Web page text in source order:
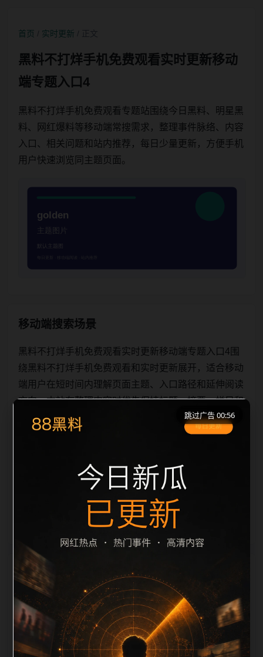
首页 实时更新
黑料不打烊手机免费观看实时更新移动
端专题入口4
黑料不打烊手机免费观看专题站围绕今日黑料、明星黑
料、网红爆料等移动端常搜需求，整理事件脉络、内容
入口、相关问题和站内推荐，每日少量更新，方便手机
用户快速浏览同主题页面。
移动端搜索场景
黑料不打烊手机免费观看实时更新移动端专题入口4围
绕黑料不打烊手机免费观看和实时更新展开，适合移动
端用户在短时间内理解页面主题、入口路径和延伸阅读
方向。本站在整理内容时优先保持标题、摘要、栏目和
图片说明一致，减少无关词堆砌，避免同一批页面出现
高度重复。从搜索体验看，用户通常先看标题是否明
续浏览同类内容。因此本页保留面包屑、同类推荐、热
门推荐、上一篇下一篇和 sitemap 入口，让重要页面点
击深度控制在三次以内。后续更新会围绕实时更新持续
补充新内容，每次新增保持少量、稳
栏目内容归集
定、相关，图片文件名和 alt/title 也跟随主关键词、栏
目词和文章标题生成。如果采集内容缺少图片，将使用
同主题默认图兜底；如果标题过短、描述为空、正文摘
要不足或关键词连续重复，则不进入发布队列。本页还
跳过广告 00:56